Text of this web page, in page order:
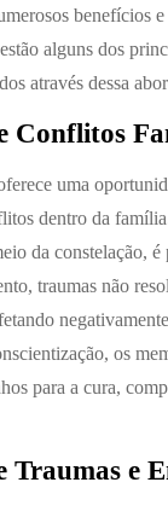
benefícios
alguns dos
através dessa
Conflitos
uma
dentro da
da constelação,
traumas não
os
para a cura,
Traumas e